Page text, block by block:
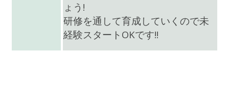
ょう!
研修を通して育成していくので未
経験スタートOKです!!